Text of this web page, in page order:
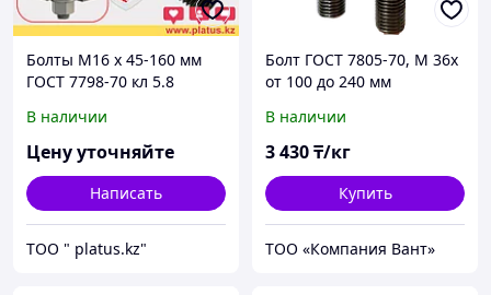
Болты М16 х 45-160 мм
ГОСТ 7798-70 кл 5.8
покрытия)
В наличии
Цену уточняйте
Написать
ТОО " platus.kz"
Болт ГОСТ 7805-70, М 36х
от 100 до 240 мм
В наличии
3 430₸/кг
Купить
ТОО «Компания Вант»